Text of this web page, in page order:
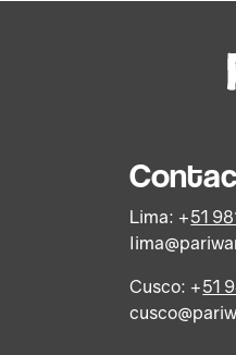
Lima: +51
Cusco: +51